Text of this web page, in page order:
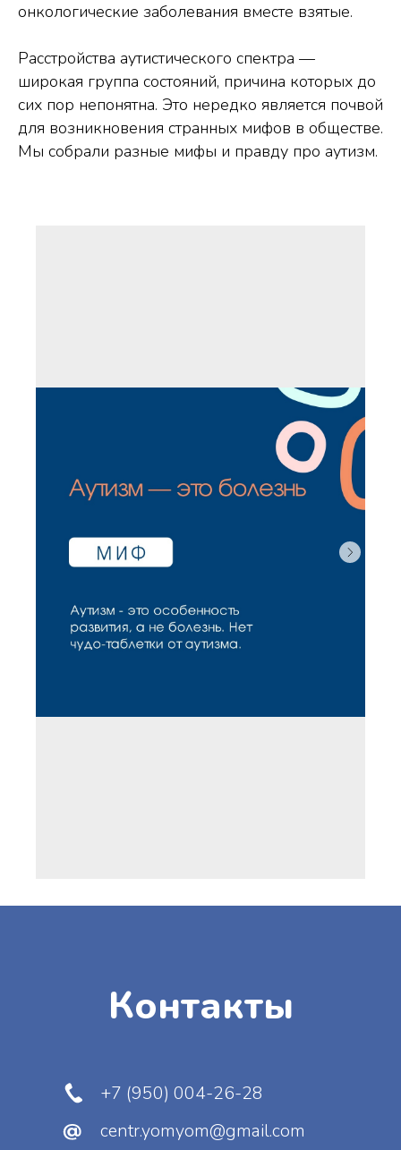
онкологические заболевания вместе взятые.
Расстройства аутистического спектра —
широкая группа состояний, причина которых до
сих пор непонятна. Это нередко является почвой
для возникновения странных мифов в обществе.
Мы собрали разные мифы и правду про аутизм.
Отправить
Нажимая на кнопку, вы даетесогласиена
обработку персональных данных и
ул. Маяковского, д. 42, литера
А, пом. 9-Н.
centr.yomyom@gmail.com
VK Мессенджер